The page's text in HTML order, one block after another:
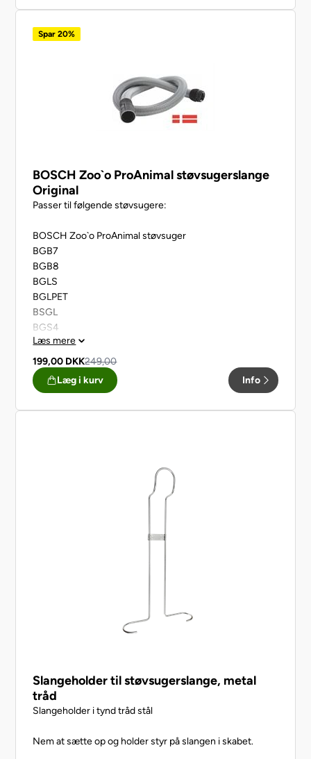
Spar 20%
BOSCH Zoo`o ProAnimal støvsugerslange
Original
Passer til følgende støvsugere:
BOSCH Zoo`o ProAnimal støvsuger
BGB7
BGB8
BGLS
BGLPET
BSGL
BGS4
BGS5
BGS7
Læs mere
199,00 DKK249,00
Læg i kurv
Info
Slangeholder til støvsugerslange, metal
tråd
Slangeholder i tynd tråd stål
Nem at sætte op og holder styr på slangen i skabet.